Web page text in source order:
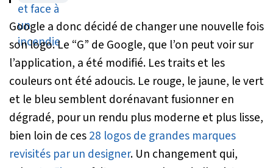
Google a donc décidé de changer une nouvelle fois
son logo. Le “G” de Google, que l’on peut voir sur
l’application, a été modifié. Les traits et les
couleurs ont été adoucis. Le rouge, le jaune, le vert
et le bleu semblent dorénavant fusionner en
dégradé, pour un rendu plus moderne et plus lisse,
bien loin de ces28 logos de grandes marques
revisités par un designer. Un changement qui,